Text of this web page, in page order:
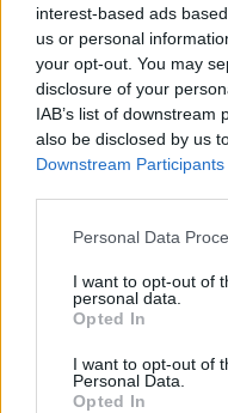
interest-based ads
us or personal
your opt-out. You may
disclosure of your
IAB’s list of
also be disclosed by us
Downstream Participants
Please note that this
not limited to your visit
grant or deny consent
use your data for below
consent section.
Personal Data
I want to opt-out of
personal data.
Opted In
I want to opt-out of
Personal Data.
Opted In
Adrian: Az